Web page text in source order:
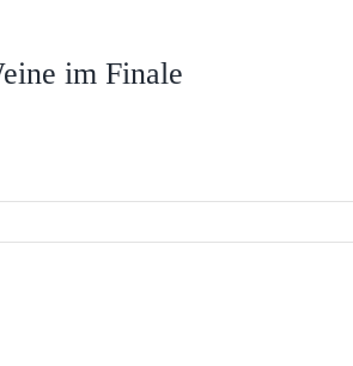
im Finale